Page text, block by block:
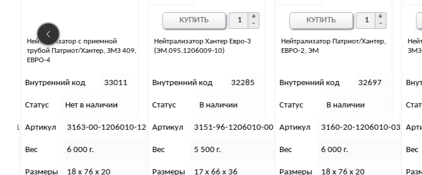
409,
12
Нейтрализатор Хантер Евро-3
(ЭМ.095.1206009-10)
Внутренний код 32285
Статус В наличии
Артикул 3151-96-1206010-00
5 500 г.
Размеры 17 х 66 х 36
Нейтрализатор Патриот/Хантер,
ЕВРО-2, ЭМ
Внутренний код 32697
Статус В наличии
Артикул 3160-20-1206010-03
6 000 г.
Размеры 18 х 76 х 20
КУПИТЬ
Нейтрализатор Патриот дв.
ЗМЗ-40906 Евро-4 (с 09.2016г.)
Внутренний код 33012
Статус В наличии
Артикул 3163-00-1206010-40
5 110 г.
Размеры 17 х 72 х 24
КУПИТЬ